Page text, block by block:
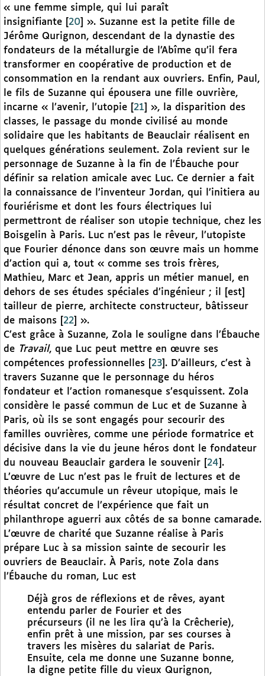
« une femme simple, qui lui paraît
insignifiante
20
». Suzanne est la petite fille de
Jérôme Qurignon, descendant de la dynastie des
fondateurs de la métallurgie de l’Abîme qu’il fera
transformer en coopérative de production et de
consommation en la rendant aux ouvriers. Enfin, Paul,
le fils de Suzanne qui épousera une fille ouvrière,
incarne « l’avenir, l’utopie
21
», la disparition des
classes, le passage du monde civilisé au monde
solidaire que les habitants de Beauclair réalisent en
quelques générations seulement. Zola revient sur le
personnage de Suzanne à la fin de l’Ébauche pour
définir sa relation amicale avec Luc. Ce dernier a fait
la connaissance de l’inventeur Jordan, qui l’initiera au
fouriérisme et dont les fours électriques lui
permettront de réaliser son utopie technique, chez les
Boisgelin à Paris. Luc n’est pas le rêveur, l’utopiste
que Fourier dénonce dans son œuvre mais un homme
d’action qui a, tout « comme ses trois frères,
Mathieu, Marc et Jean, appris un métier manuel, en
dehors de ses études spéciales d’ingénieur ; il [est]
tailleur de pierre, architecte constructeur, bâtisseur
de maisons
22
».
C’est grâce à Suzanne, Zola le souligne dans l’Ébauche
de Travail, que Luc peut mettre en œuvre ses
compétences professionnelles
23 . D’ailleurs, c’est à
travers Suzanne que le personnage du héros
fondateur et l’action romanesque s’esquissent. Zola
considère le passé commun de Luc et de Suzanne à
Paris, où ils se sont engagés pour secourir des
familles ouvrières, comme une période formatrice et
décisive dans la vie du jeune héros dont le fondateur
du nouveau Beauclair gardera le souvenir
24 .
L’œuvre de Luc n’est pas le fruit de lectures et de
théories qu’accumule un rêveur utopique, mais le
résultat concret de l’expérience que fait un
philanthrope aguerri aux côtés de sa bonne camarade.
L’œuvre de charité que Suzanne réalise à Paris
prépare Luc à sa mission sainte de secourir les
ouvriers de Beauclair. À Paris, note Zola dans
l’Ébauche du roman, Luc est
Déjà gros de réflexions et de rêves, ayant
entendu parler de Fourier et des
précurseurs (il ne les lira qu’à la Crêcherie),
enfin prêt à une mission, par ses courses à
travers les misères du salariat de Paris.
Ensuite, cela me donne une Suzanne bonne,
la digne petite fille du vieux Qurignon,